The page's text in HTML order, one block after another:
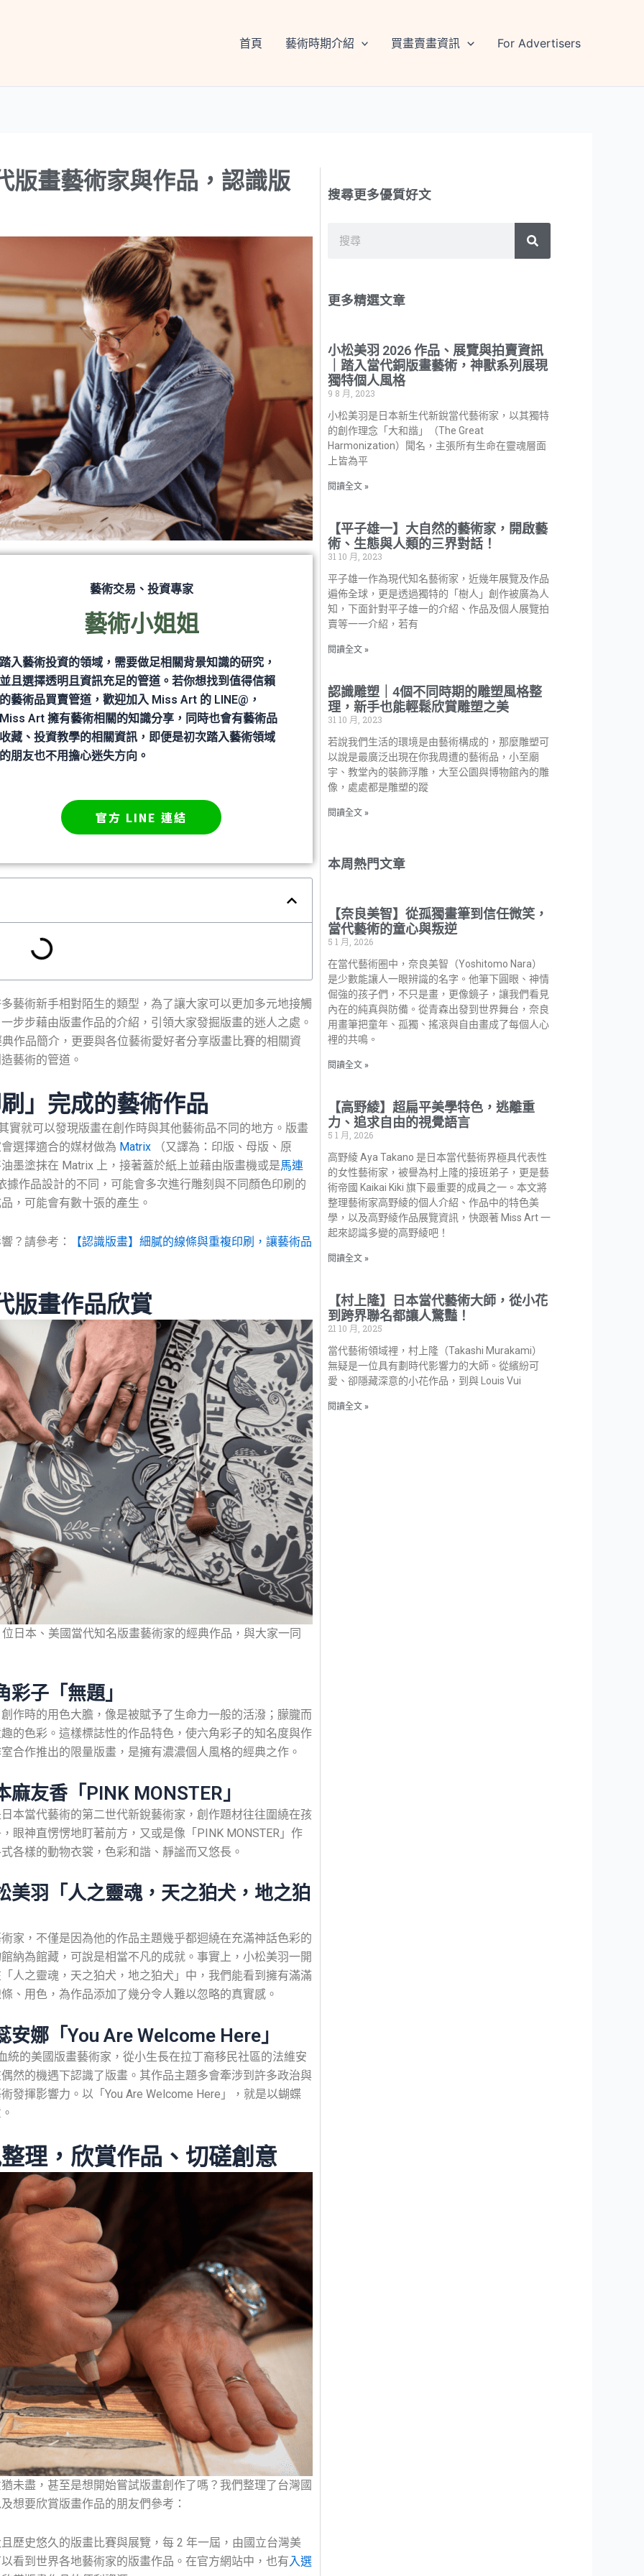
首頁 藝術時期介紹 買畫賣畫資訊 For Advertisers
版畫藝術家與作品，認識版
藝術交易、投資專家
藝術小姐姐
踏入藝術投資的領域，需要做足相關背景知識的研究，
並且選擇透明且資訊充足的管道。若你想找到值得信賴
的藝術品買賣管道，歡迎加入 Miss Art 的 LINE@，
Miss Art 擁有藝術相關的知識分享，同時也會有藝術品
收藏、投資教學的相關資訊，即便是初次踏入藝術領域
的朋友也不用擔心迷失方向。
官方 LINE 連結
藝術新手相對陌生的類型，為了讓大家可以更加多元地接觸
步步藉由版畫作品的介紹，引領大家發掘版畫的迷人之處。
作品簡介，更要與各位藝術愛好者分享版畫比賽的相關資
藝術的管道。
」完成的藝術作品
實就可以發現版畫在創作時與其他藝術品不同的地方。版畫
選擇適合的媒材做為 Matrix （又譯為：印版、母版、原
墨塗抹在 Matrix 上，接著蓋於紙上並藉由版畫機或是馬連
據作品設計的不同，可能會多次進行雕刻與不同顏色印刷的
，可能會有數十張的產生。
？請參考： 【認識版畫】細膩的線條與重複印刷，讓藝術品
版畫作品欣賞
日本、美國當代知名版畫藝術家的經典作品，與大家一同
子「無題」
作時的用色大膽，像是被賦予了生命力一般的活潑；朦朧而
的色彩。這樣標誌性的作品特色，使六角彩子的知名度與作
合作推出的限量版畫，是擁有濃濃個人風格的經典之作。
友香「PINK MONSTER」
本當代藝術的第二世代新銳藝術家，創作題材往往圍繞在孩
眼神直愣愣地盯著前方，又或是像「PINK MONSTER」作
各樣的動物衣裳，色彩和諧、靜謐而又悠長。
美羽「人之靈魂，天之狛犬，地之狛
家，不僅是因為他的作品主題幾乎都迴繞在充滿神話色彩的
納為館藏，可說是相當不凡的成就。事實上，小松美羽一開
人之靈魂，天之狛犬，地之狛犬」中，我們能看到擁有滿滿
、用色，為作品添加了幾分令人難以忽略的真實感。
娜「You Are Welcome Here」
統的美國版畫藝術家，從小生長在拉丁裔移民社區的法維安
然的機遇下認識了版畫。其作品主題多會牽涉到許多政治與
發揮影響力。以「You Are Welcome Here」，就是以蝴蝶
理，欣賞作品、切磋創意
未盡，甚至是想開始嘗試版畫創作了嗎？我們整理了台灣國
想要欣賞版畫作品的朋友們參考：
歷史悠久的版畫比賽與展覽，每 2 年一屆，由國立台灣美
看到世界各地藝術家的版畫作品。在官方網站中，也有入選
搜尋更多優質好文
搜
尋
更多精選文章
小松美羽 2026 作品、展覽與拍賣資訊
｜踏入當代銅版畫藝術，神獸系列展現
獨特個人風格
9 8 月, 2023
小松美羽是日本新生代新銳當代藝術家，以其獨特
的創作理念「大和諧」（The Great
Harmonization）聞名，主張所有生命在靈魂層面
上皆為平
閱讀全文 »
【平子雄一】大自然的藝術家，開啟藝
術、生態與人類的三界對話！
31 10 月, 2023
平子雄一作為現代知名藝術家，近幾年展覽及作品
遍佈全球，更是透過獨特的「樹人」創作被廣為人
知，下面針對平子雄一的介紹、作品及個人展覽拍
賣等一一介紹，若有
閱讀全文 »
認識雕塑｜4個不同時期的雕塑風格整
理，新手也能輕鬆欣賞雕塑之美
31 10 月, 2023
若說我們生活的環境是由藝術構成的，那麼雕塑可
以說是最廣泛出現在你我周遭的藝術品，小至廟
宇、教堂內的裝飾浮雕，大至公園與博物館內的雕
像，處處都是雕塑的蹤
閱讀全文 »
本周熱門文章
【奈良美智】從孤獨畫筆到信任微笑，
當代藝術的童心與叛逆
5 1 月, 2026
在當代藝術圈中，奈良美智（Yoshitomo Nara）
是少數能讓人一眼辨識的名字。他筆下圓眼、神情
倔強的孩子們，不只是畫，更像鏡子，讓我們看見
內在的純真與防備。從青森出發到世界舞台，奈良
用畫筆把童年、孤獨、搖滾與自由畫成了每個人心
裡的共鳴。
閱讀全文 »
【高野綾】超扁平美學特色，逃離重
力、追求自由的視覺語言
5 1 月, 2026
高野綾 Aya Takano 是日本當代藝術界極具代表性
的女性藝術家，被譽為村上隆的接班弟子，更是藝
術帝國 Kaikai Kiki 旗下最重要的成員之一。本文將
整理藝術家高野綾的個人介紹、作品中的特色美
學，以及高野綾作品展覽資訊，快跟著 Miss Art 一
起來認識多變的高野綾吧！
閱讀全文 »
【村上隆】日本當代藝術大師，從小花
到跨界聯名都讓人驚豔！
21 10 月, 2025
當代藝術領域裡，村上隆（Takashi Murakami）
無疑是一位具有劃時代影響力的大師。從繽紛可
愛、卻隱藏深意的小花作品，到與 Louis Vui
閱讀全文 »